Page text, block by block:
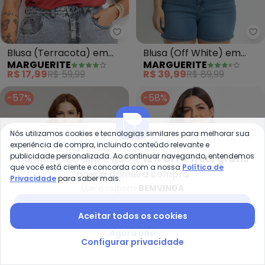
Marguerite - Blusa (Terracota)
Blusa (Terracota) em
Malha Flamê
MARGUERITE
R$ 17,99R$ 59,99
Blusa (Off White) em
Malha Texturizada
MARGUERITE
R$ 39,99R$ 89,99
-57%
-58%
Compre pelo app e ganhe12% OFF + frete grátis
na sua primeira compra
Nós utilizamos cookies e tecnologias similares para melhorar sua
experiência de compra, incluindo conteúdo relevante e
publicidade personalizada. Ao continuar navegando, entendemos
que você está ciente e concorda com a nossa Política de
Privacidadepara saber mais.
Aceitar todos os cookies
Configurar privacidade